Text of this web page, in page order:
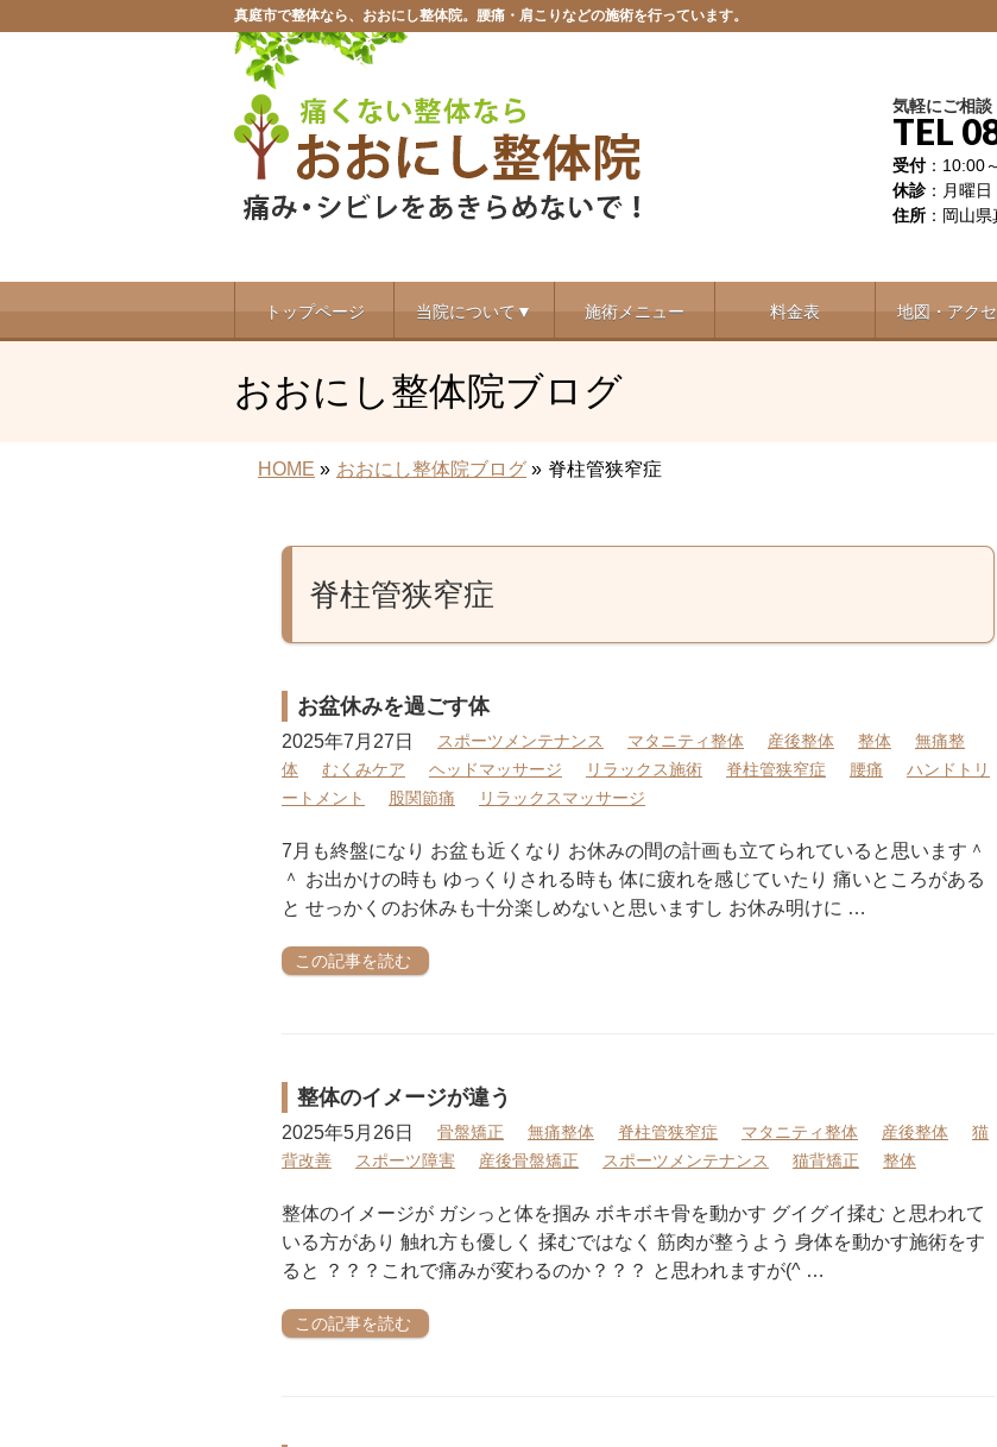
真庭市で整体なら、おおにし整体院。腰痛・肩こりなどの施術を行っています。
気軽にご相
TEL
受付：10:00
休診：月曜日
住所 ：岡山
トップページ 当院について▼ 施術メニュー 料金表 地図・アク
おおにし整体院ブログ
HOME » おおにし整体院ブログ » 脊柱管狭窄症
脊柱管狭窄症
お盆休みを過ごす体
2025年7月27日 スポーツメンテナンス マタニティ整体 産後整体 整体
無痛整
体
むくみケア ヘッドマッサージ リラックス施術 脊柱管狭窄症 腰痛
ハンドトリ
ートメント
股関節痛 リラックスマッサージ
7月も終盤になり お盆も近くなり お休みの間の計画も立てられていると思います＾
＾ お出かけの時も ゆっくりされる時も 体に疲れを感じていたり 痛いところがある
と せっかくのお休みも十分楽しめないと思いますし お休み明けに …
この記事を読む
整体のイメージが違う
2025年5月26日 骨盤矯正 無痛整体 脊柱管狭窄症 マタニティ整体 産後整体
猫
背改善
スポーツ障害 産後骨盤矯正 スポーツメンテナンス 猫背矯正 整体
整体のイメージが ガシっと体を掴み ボキボキ骨を動かす グイグイ揉む と思われて
いる方があり 触れ方も優しく 揉むではなく 筋肉が整うよう 身体を動かす施術をす
ると ？？？これで痛みが変わるのか？？？ と思われますが(^ …
この記事を読む